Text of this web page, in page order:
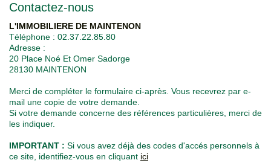
Vendre
L'agence
Nous contacter
F
Contactez-nous
L'IMMOBILIERE DE MAINTENON
Téléphone : 02.37.22.85.80
Adresse :
20 Place Noé Et Omer Sadorge
28130 MAINTENON
Merci de compléter le formulaire ci-après. Vous recevrez par e-
mail une copie de votre demande.
Si votre demande concerne des références particulières, merci de
les indiquer.
IMPORTANT : Si vous avez déjà des codes d'accés personnels à
ce site, identifiez-vous en cliquant ici